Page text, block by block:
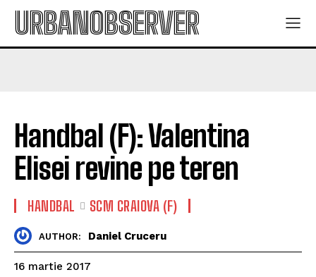
URBANOBSERVER
Handbal (F): Valentina
Elisei revine pe teren
HANDBAL SCM CRAIOVA (F)
AUTHOR: Daniel Cruceru
16 martie 2017